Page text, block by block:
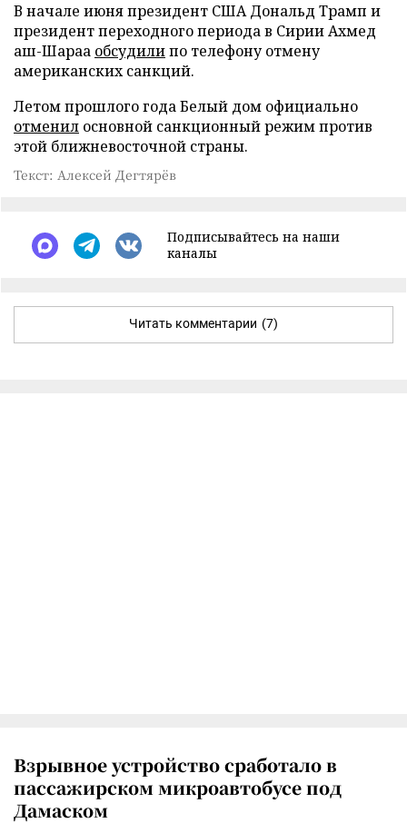
В начале июня президент США Дональд Трамп и
президент переходного периода в Сирии Ахмед
аш-Шараа обсудилипо телефону отмену
американских санкций.
Летом прошлого года Белый дом официально
отменил основной санкционный режим против
этой ближневосточной страны.
Текст: Алексей Дегтярёв
Подписывайтесь на наши
каналы
Читать комментарии (7)
Взрывное устройство сработало в
пассажирском микроавтобусе под
Дамаском